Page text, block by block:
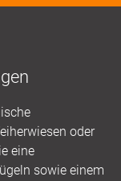
oder
eine
sowie einem